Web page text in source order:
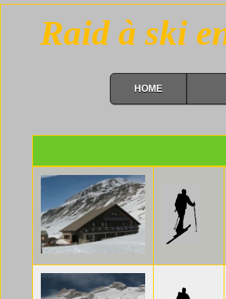
Raid à ski
HOME